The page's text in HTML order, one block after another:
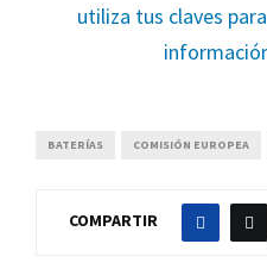
utiliza tus claves
BATERÍAS COMISIÓN EUROPEA
COMPARTIR